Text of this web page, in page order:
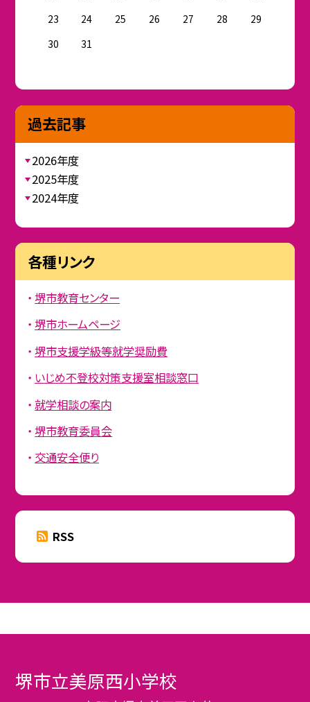
23
24 25 26 27 28
29
30
31
過去記事
2026年度
2025年度
2024年度
各種リンク
堺市教育センター
堺市ホームページ
堺市支援学級等就学奨励費
いじめ不登校対策支援室相談窓口
就学相談の案内
堺市教育委員会
交通安全便り
RSS
堺市立美原西小学校